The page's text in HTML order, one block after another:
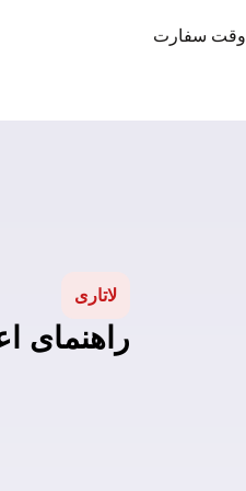
وقت سفارت
لاتاری
راهنمای